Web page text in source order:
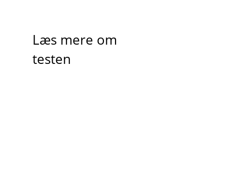
Læs mere om
testen